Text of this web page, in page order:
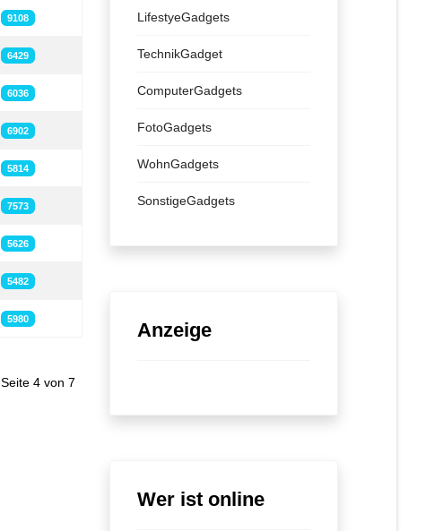
9108
6429
6036
6902
5814
7573
5626
5482
5980
Seite 4 von 7
LifestyeGadgets
TechnikGadget
ComputerGadgets
FotoGadgets
WohnGadgets
SonstigeGadgets
Anzeige
Wer ist online